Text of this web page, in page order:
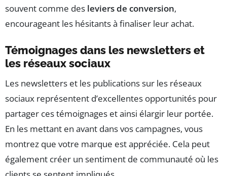
souvent comme des leviers de conversion,
encourageant les hésitants à finaliser leur achat.
Témoignages dans les newsletters et
les réseaux sociaux
Les newsletters et les publications sur les réseaux
sociaux représentent d’excellentes opportunités pour
partager ces témoignages et ainsi élargir leur portée.
En les mettant en avant dans vos campagnes, vous
montrez que votre marque est appréciée. Cela peut
également créer un sentiment de communauté où les